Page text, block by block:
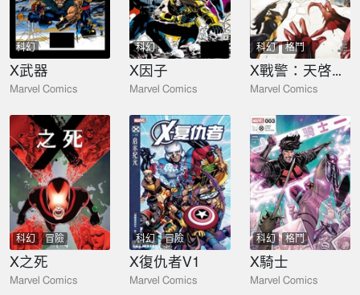
科幻
X武器
Marvel Comics
科幻
X因子
Marvel Comics
科幻 格鬥
X戰警：天啓繼承者
Marvel Comics
科幻 冒險
X之死
Marvel Comics
科幻 冒險
X復仇者V1
Marvel Comics
科幻 格鬥
X騎士
Marvel Comics